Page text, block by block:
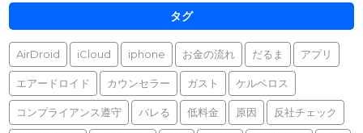
タグ
AirDroid iCloud iphone お金の流れ だるま アプリ
エアードロイド カウンセラー ガスト ケルベロス
コンプライアンス遵守 バレる 低料金 原因 反社チェック